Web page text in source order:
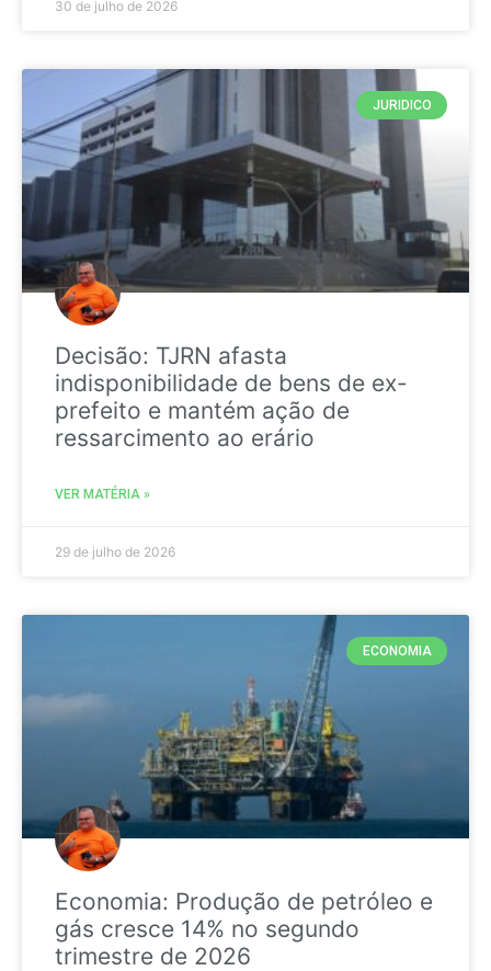
30 de julho de 2026
JURIDICO
Decisão: TJRN afasta
indisponibilidade de bens de ex-
prefeito e mantém ação de
ressarcimento ao erário
VER MATÉRIA »
29 de julho de 2026
ECONOMIA
Economia: Produção de petróleo e
gás cresce 14% no segundo
trimestre de 2026